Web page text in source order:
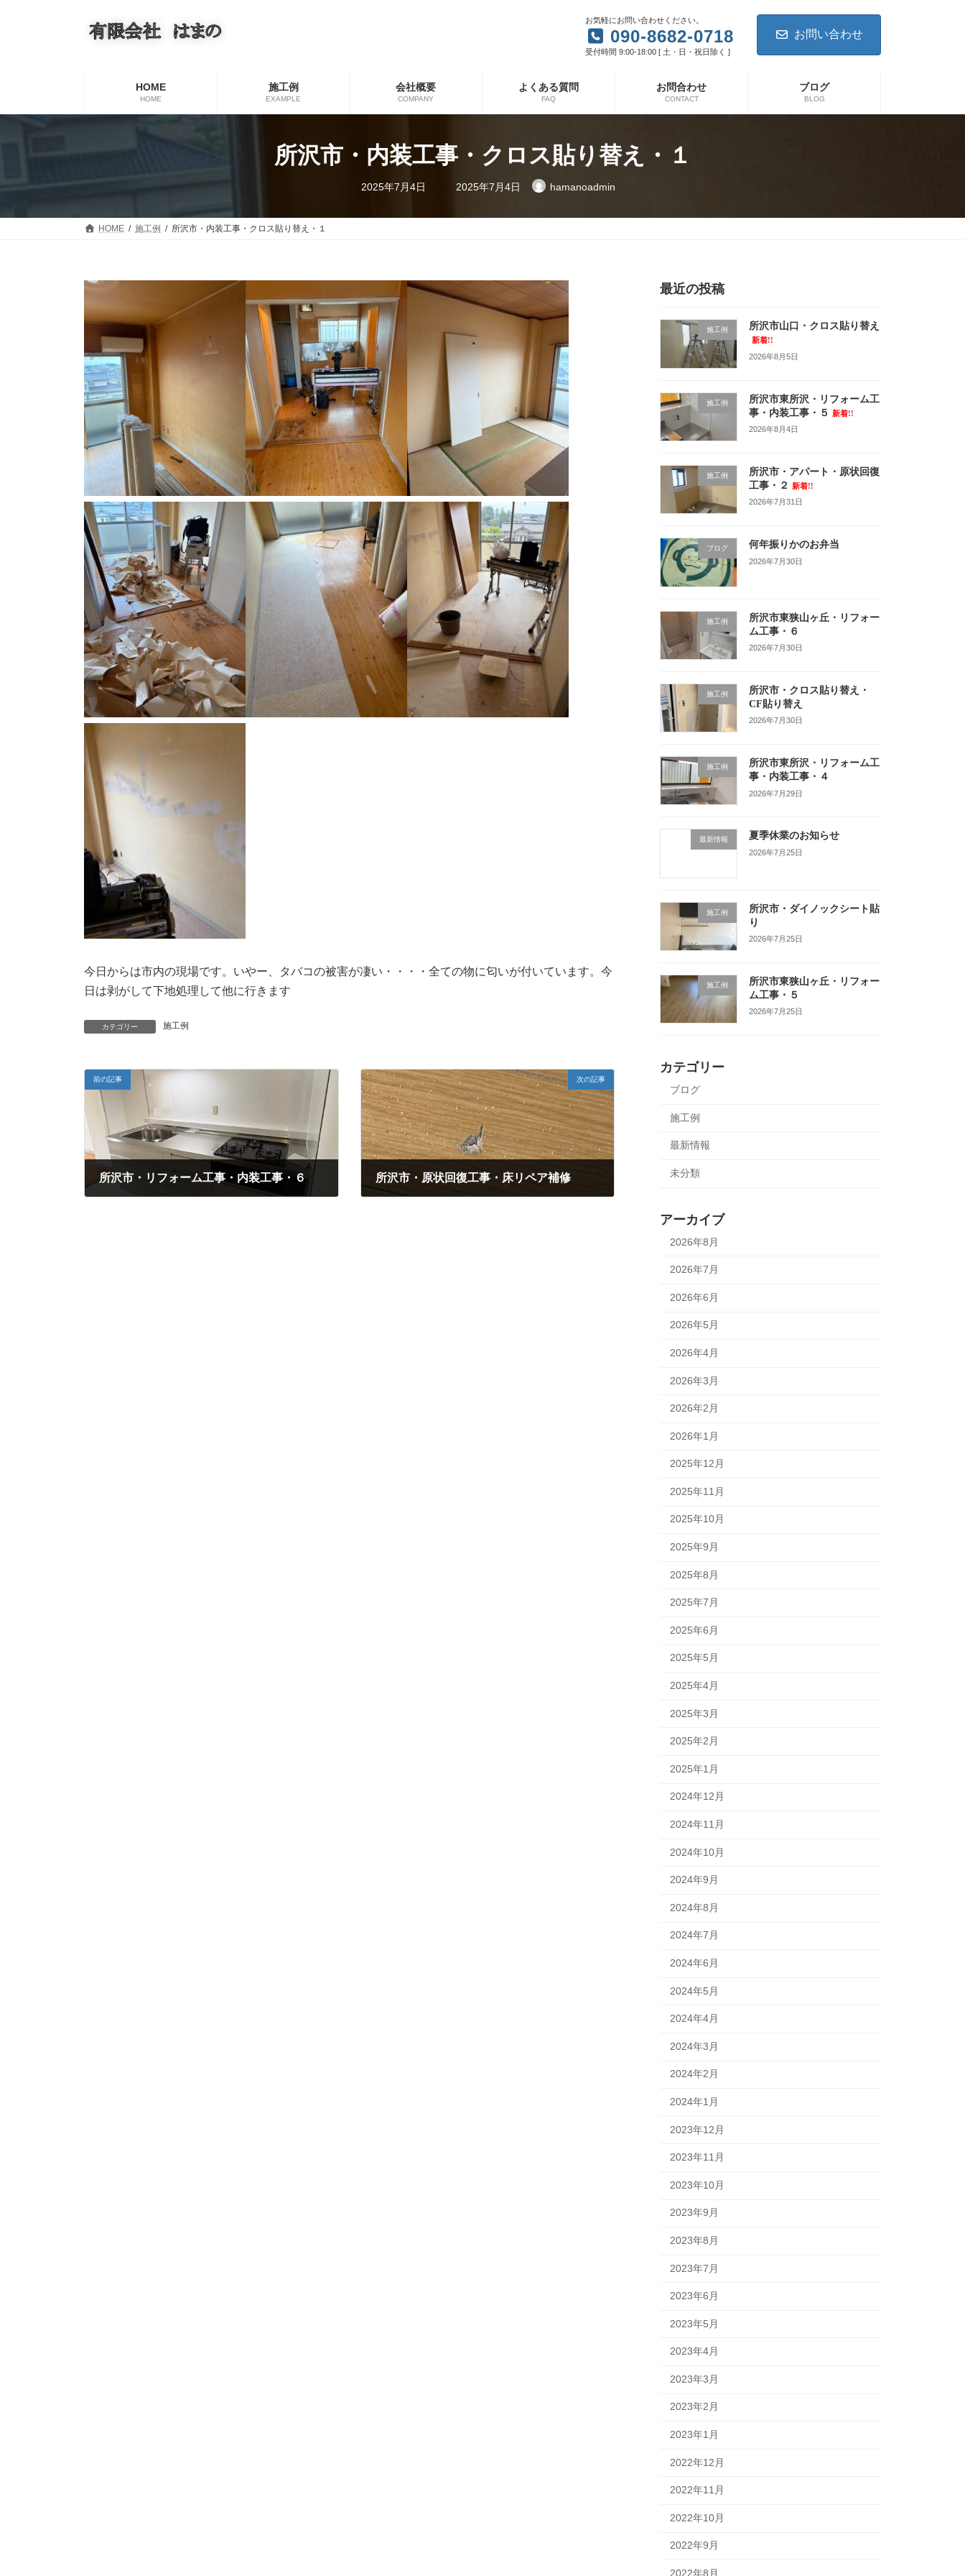
キ
に
お気軽にお問い合わせください。
090-8682-0718
受付時間 9:00-18:00 [ 土・日・祝日除く ]
お問い合わせ
HOME
HOME
施工例
EXAMPLE
会社概要
COMPANY
よくある質問
FAQ
お問合わせ
CONTACT
ブログ
BLOG
所沢市・内装工事・クロス貼り替え・１
2025年7月4日
最
終
日
2025年7月4日 hamanoadmin
HOME 施工例 所沢市・内装工事・クロス貼り替え・１
今日からは市内の現場です。いやー、タバコの被害が凄い・・・・全ての物に匂いが付いています。今
日は剥がして下地処理して他に行きます
カテゴリー 施工例
前の記事
所沢市・リフォーム工事・内装工事・６
次の記事
所沢市・原状回復工事・床リペア補修
最近の投稿
施工例 所沢市山口・クロス貼り替え
新着!!
2026年8月5日
施工例
所沢市東所沢・リフォーム工
事・内装工事・５
新着!!
2026年8月4日
施工例
所沢市・アパート・原状回復
工事・２
新着!!
2026年7月31日
ブログ 何年振りかのお弁当
2026年7月30日
施工例
所沢市東狭山ヶ丘・リフォー
ム工事・６
2026年7月30日
施工例
所沢市・クロス貼り替え・
CF貼り替え
2026年7月30日
施工例
所沢市東所沢・リフォーム工
事・内装工事・４
2026年7月29日
最新情報 夏季休業のお知らせ
2026年7月25日
施工例
所沢市・ダイノックシート貼
り
2026年7月25日
施工例
所沢市東狭山ヶ丘・リフォー
ム工事・５
2026年7月25日
カテゴリー
ブログ
施工例
最新情報
未分類
アーカイブ
2026年8月
2026年7月
2026年6月
2026年5月
2026年4月
2026年3月
2026年2月
2026年1月
2025年12月
2025年11月
2025年10月
2025年9月
2025年8月
2025年7月
2025年6月
2025年5月
2025年4月
2025年3月
2025年2月
2025年1月
2024年12月
2024年11月
2024年10月
2024年9月
2024年8月
2024年7月
2024年6月
2024年5月
2024年4月
2024年3月
2024年2月
2024年1月
2023年12月
2023年11月
2023年10月
2023年9月
2023年8月
2023年7月
2023年6月
2023年5月
2023年4月
2023年3月
2023年2月
2023年1月
2022年12月
2022年11月
2022年10月
2022年9月
2022年8月